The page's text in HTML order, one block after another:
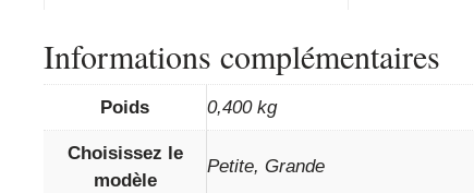
Informations complémentaires
Poids 0,400 kg
Choisissez le
modèle
Petite, Grande